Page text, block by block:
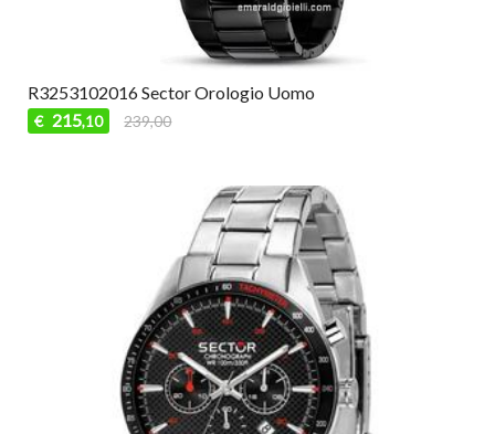
R3253102016 Sector Orologio Uomo
€ 215,10 239,00